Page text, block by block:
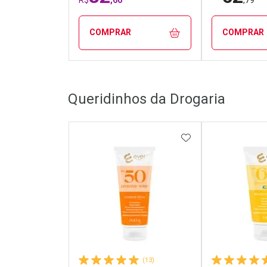
COMPRAR
Laboratório
Por Menos
COMPRAR
Por
Queridinhos da Drogaria
(13)
ADICIONAR AOS